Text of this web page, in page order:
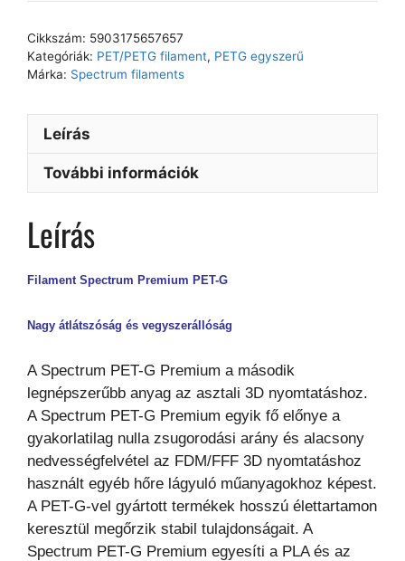
Cikkszám: 5903175657657
Kategóriák: PET/PETG filament, PETG egyszerű
Márka: Spectrum filaments
Leírás
További információk
Leírás
Filament Spectrum Premium PET-G
Nagy átlátszóság és vegyszerállóság
A Spectrum PET-G Premium a második
legnépszerűbb anyag az asztali 3D nyomtatáshoz.
A Spectrum PET-G Premium egyik fő előnye a
gyakorlatilag nulla zsugorodási arány és alacsony
nedvességfelvétel az FDM/FFF 3D nyomtatáshoz
használt egyéb hőre lágyuló műanyagokhoz képest.
A PET-G-vel gyártott termékek hosszú élettartamon
keresztül megőrzik stabil tulajdonságait. A
Spectrum PET-G Premium egyesíti a PLA és az